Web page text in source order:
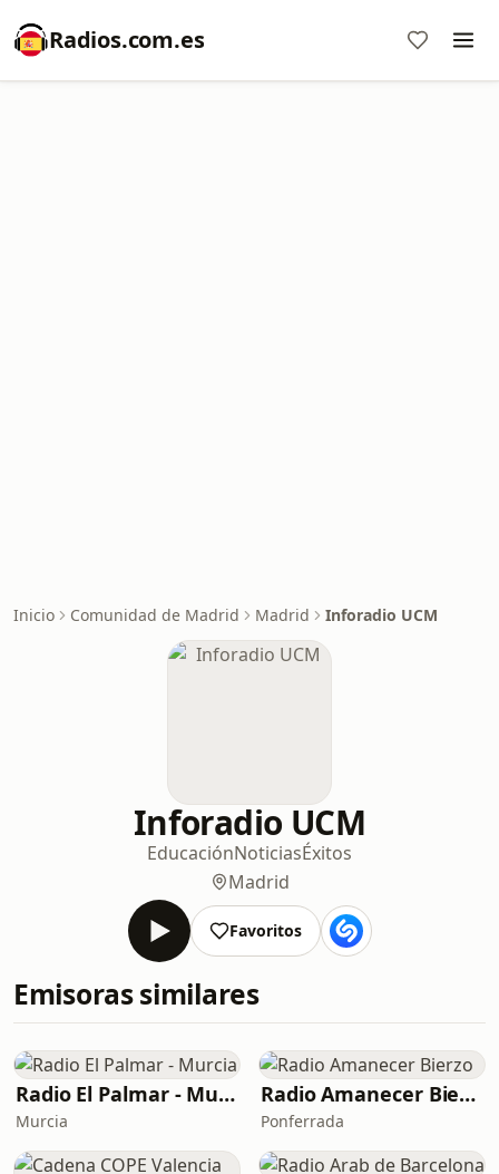
Radios.com.es
Inicio Comunidad de Madrid Madrid Inforadio UCM
Inforadio UCM
EducaciónNoticiasÉxitos
Madrid
Favoritos
Emisoras similares
Radio El Palmar - Murcia
Murcia
Radio Amanecer Bierzo
Ponferrada